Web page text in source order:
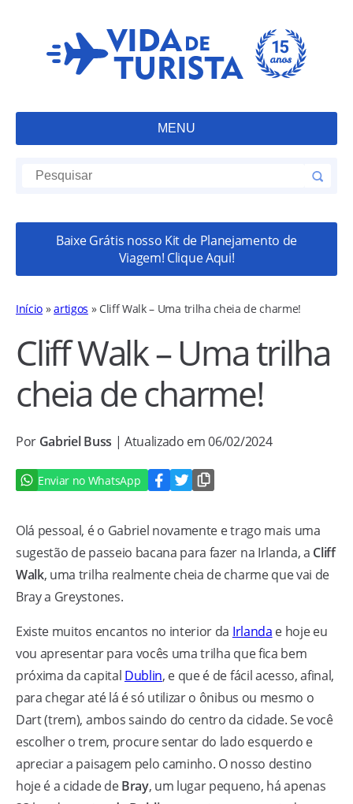
MENU
Baixe Grátis nosso Kit de Planejamento de
Viagem! Clique Aqui!
Início »artigos » Cliff Walk – Uma trilha cheia de charme!
Cliff Walk – Uma trilha
cheia de charme!
Por Gabriel Buss | Atualizado em 06/02/2024
Enviar no WhatsApp
Olá pessoal, é o Gabriel novamente e trago mais uma
sugestão de passeio bacana para fazer na Irlanda, a Cliff
Walk, uma trilha realmente cheia de charme que vai de
Bray a Greystones.
Existe muitos encantos no interior da Irlanda e hoje eu
vou apresentar para vocês uma trilha que fica bem
próxima da capital Dublin, e que é de fácil acesso, afinal,
para chegar até lá é só utilizar o ônibus ou mesmo o
Dart (trem), ambos saindo do centro da cidade. Se você
escolher o trem, procure sentar do lado esquerdo e
apreciar a paisagem pelo caminho. O nosso destino
hoje é a cidade deBray, um lugar pequeno, há apenas